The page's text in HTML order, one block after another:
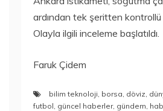
ardından tek şeritten kontrollü
Olayla ilgili inceleme başlatıldı.
Faruk Çidem
bilim teknoloji, borsa, döviz,
futbol, güncel haberler, gündem,